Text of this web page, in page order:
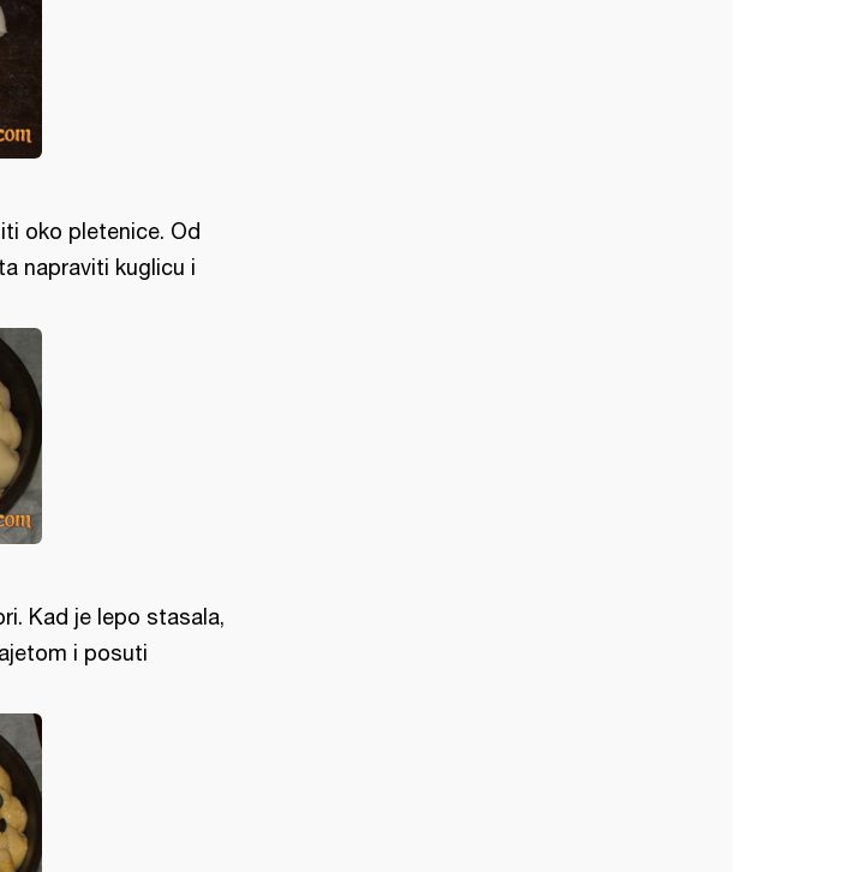
oko pletenice. Od
napraviti kuglicu i
Kad je lepo stasala,
i posuti